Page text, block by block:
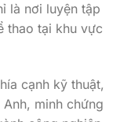
là nơi luyện tập
thao tại khu vực
cạnh kỹ thuật,
minh chứng